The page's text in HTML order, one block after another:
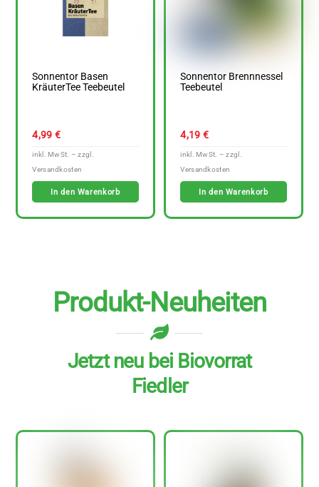
Sonnentor Basen
KräuterTee Teebeutel
4,99 €
In den Warenkorb
Sonnentor Brennnessel
Teebeutel
4,19 €
In den Warenkorb
Produkt-Neuheiten
Jetzt neu bei Biovorrat
Fiedler